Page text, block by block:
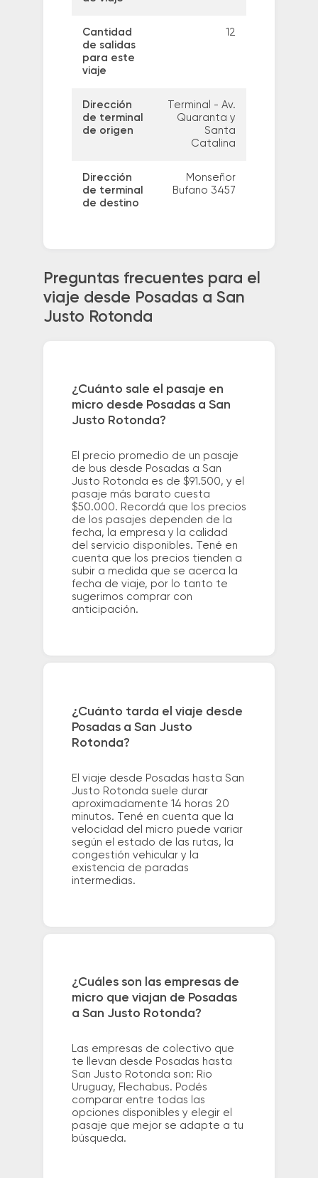
Cantidad
de salidas
para este
viaje
12
Dirección
de terminal
de origen
Terminal - Av.
Quaranta y
Santa
Catalina
Dirección
de terminal
de destino
Monseñor
Bufano 3457
Preguntas frecuentes para el
viaje desde Posadas a San
Justo Rotonda
¿Cuánto sale el pasaje en
micro desde Posadas a San
Justo Rotonda?
El precio promedio de un pasaje
de bus desde Posadas a San
Justo Rotonda es de $91.500, y el
pasaje más barato cuesta
$50.000. Recordá que los precios
de los pasajes dependen de la
fecha, la empresa y la calidad
del servicio disponibles. Tené en
cuenta que los precios tienden a
subir a medida que se acerca la
fecha de viaje, por lo tanto te
sugerimos comprar con
anticipación.
¿Cuánto tarda el viaje desde
Posadas a San Justo
Rotonda?
El viaje desde Posadas hasta San
Justo Rotonda suele durar
aproximadamente 14 horas 20
minutos. Tené en cuenta que la
velocidad del micro puede variar
según el estado de las rutas, la
congestión vehicular y la
existencia de paradas
intermedias.
¿Cuáles son las empresas de
micro que viajan de Posadas
a San Justo Rotonda?
Las empresas de colectivo que
te llevan desde Posadas hasta
San Justo Rotonda son: Rio
Uruguay, Flechabus. Podés
comparar entre todas las
opciones disponibles y elegir el
pasaje que mejor se adapte a tu
búsqueda.